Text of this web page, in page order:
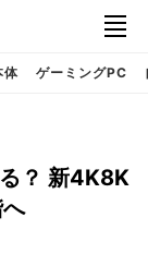
体 ゲーミングPC
？ 新4K8K